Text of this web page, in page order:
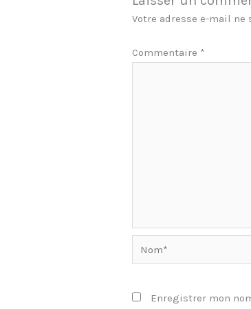
Votre adresse e-mail ne
Commentaire *
Enregistrer mon